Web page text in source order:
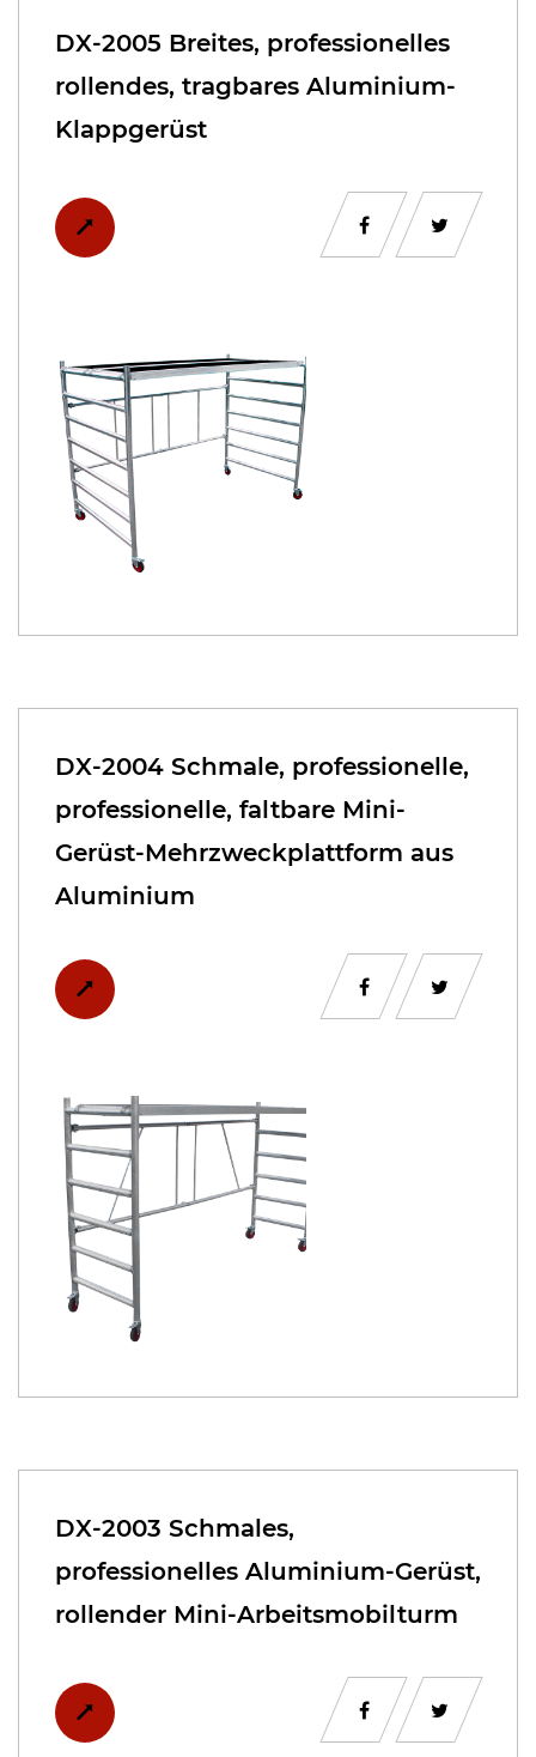
DX-2005 Breites, professionelles
rollendes, tragbares Aluminium-
Klappgerüst
DX-2004 Schmale, professionelle,
professionelle, faltbare Mini-
Gerüst-Mehrzweckplattform aus
Aluminium
DX-2003 Schmales,
professionelles Aluminium-Gerüst,
rollender Mini-Arbeitsmobilturm